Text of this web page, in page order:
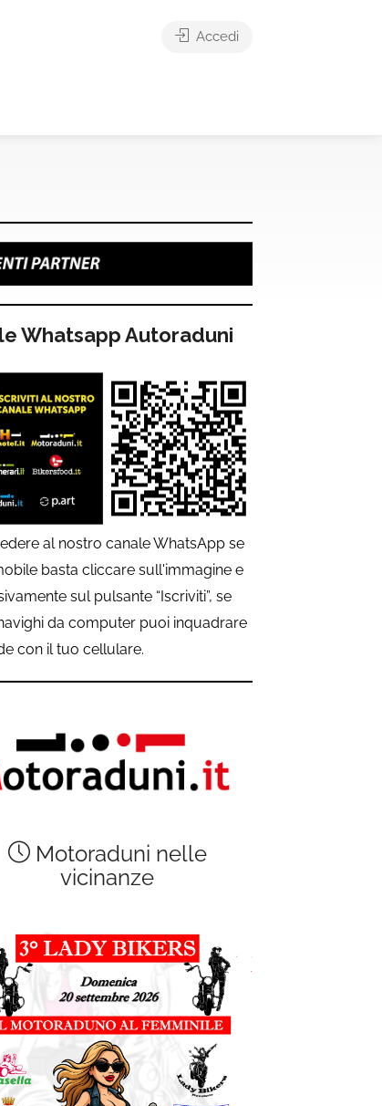
Accedi
Whatsapp Autoraduni
al nostro canale WhatsApp se
basta cliccare sull'immagine e
sul pulsante “Iscriviti”, se
da computer puoi inquadrare
con il tuo cellulare.
Motoraduni nelle
vicinanze